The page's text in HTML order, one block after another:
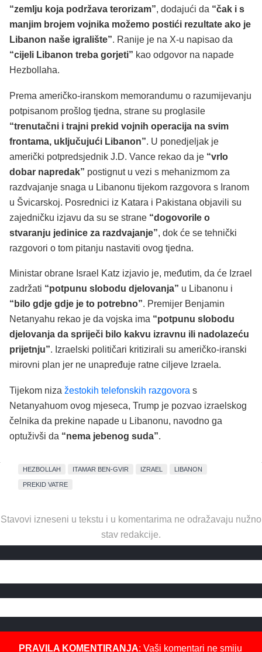
“zemlju koja podržava terorizam”, dodajući da “čak i s
manjim brojem vojnika možemo postići rezultate ako je
Libanon naše igralište”. Ranije je na X-u napisao da
“cijeli Libanon treba gorjeti” kao odgovor na napade
Hezbollaha.
Prema američko-iranskom memorandumu o razumijevanju
potpisanom prošlog tjedna, strane su proglasile
“trenutačni i trajni prekid vojnih operacija na svim
frontama, uključujući Libanon”. U ponedjeljak je
američki potpredsjednik J.D. Vance rekao da je “vrlo
dobar napredak” postignut u vezi s mehanizmom za
razdvajanje snaga u Libanonu tijekom razgovora s Iranom
u Švicarskoj. Posrednici iz Katara i Pakistana objavili su
zajedničku izjavu da su se strane “dogovorile o
stvaranju jedinice za razdvajanje”, dok će se tehnički
razgovori o tom pitanju nastaviti ovog tjedna.
Ministar obrane Israel Katz izjavio je, međutim, da će Izrael
zadržati “potpunu slobodu djelovanja” u Libanonu i
“bilo gdje gdje je to potrebno”. Premijer Benjamin
Netanyahu rekao je da vojska ima “potpunu slobodu
djelovanja da spriječi bilo kakvu izravnu ili nadolazeću
prijetnju”. Izraelski političari kritizirali su američko-iranski
mirovni plan jer ne unapređuje ratne ciljeve Izraela.
Tijekom niza žestokih telefonskih razgovora s
Netanyahuom ovog mjeseca, Trump je pozvao izraelskog
čelnika da prekine napade u Libanonu, navodno ga
optuživši da “nema jebenog suda”.
HEZBOLLAH ITAMAR BEN-GVIR IZRAEL LIBANON
PREKID VATRE
Stavovi izneseni u tekstu i u komentarima ne odražavaju nužno
stav redakcije.
PRAVILA KOMENTIRANJA: Vaši komentari ne smiju